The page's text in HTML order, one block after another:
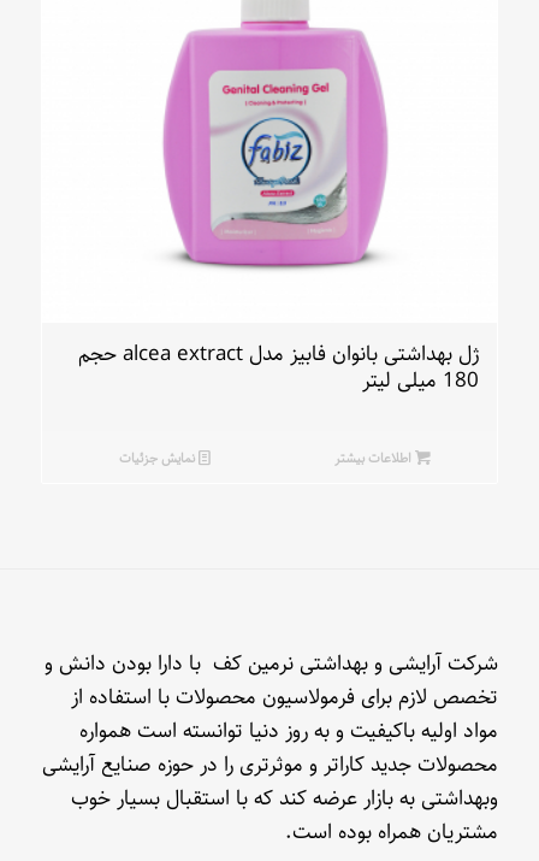
ژل بهداشتی بانوان فابیز مدل alcea extract حجم
180 میلی لیتر
اطلاعات بیشتر نمایش جزئیات
شرکت آرایشی و بهداشتی نرمین کف با دارا بودن دانش و
تخصص لازم برای فرمولاسیون محصولات با استفاده از
مواد اولیه باکیفیت و به روز دنیا توانسته است همواره
محصولات جدید کاراتر و موثرتری را در حوزه صنایع آرایشی
وبهداشتی به بازار عرضه کند که با استقبال بسیار خوب
مشتریان همراه بوده است.